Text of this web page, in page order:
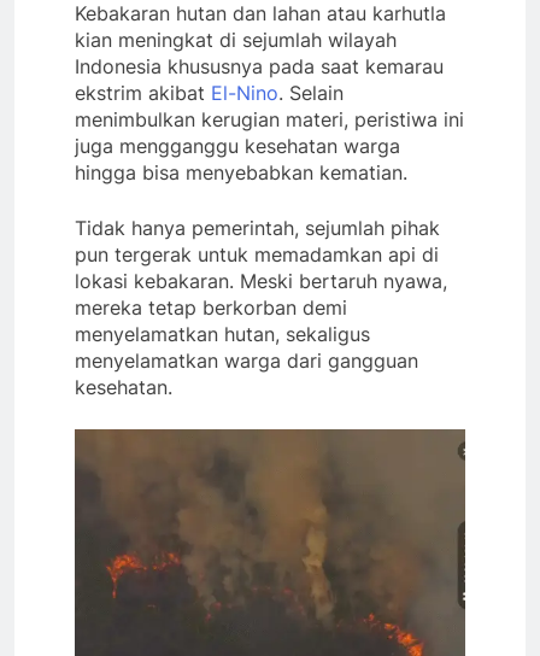
Kebakaran hutan dan lahan atau karhutla
kian meningkat di sejumlah wilayah
Indonesia khususnya pada saat kemarau
ekstrim akibat El-Nino. Selain
menimbulkan kerugian materi, peristiwa ini
juga mengganggu kesehatan warga
hingga bisa menyebabkan kematian.
Tidak hanya pemerintah, sejumlah pihak
pun tergerak untuk memadamkan api di
lokasi kebakaran. Meski bertaruh nyawa,
mereka tetap berkorban demi
menyelamatkan hutan, sekaligus
menyelamatkan warga dari gangguan
kesehatan.